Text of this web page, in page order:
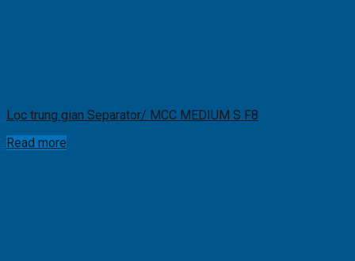
Lọc trung gian Separator/ MCC MEDIUM S F8
Read more